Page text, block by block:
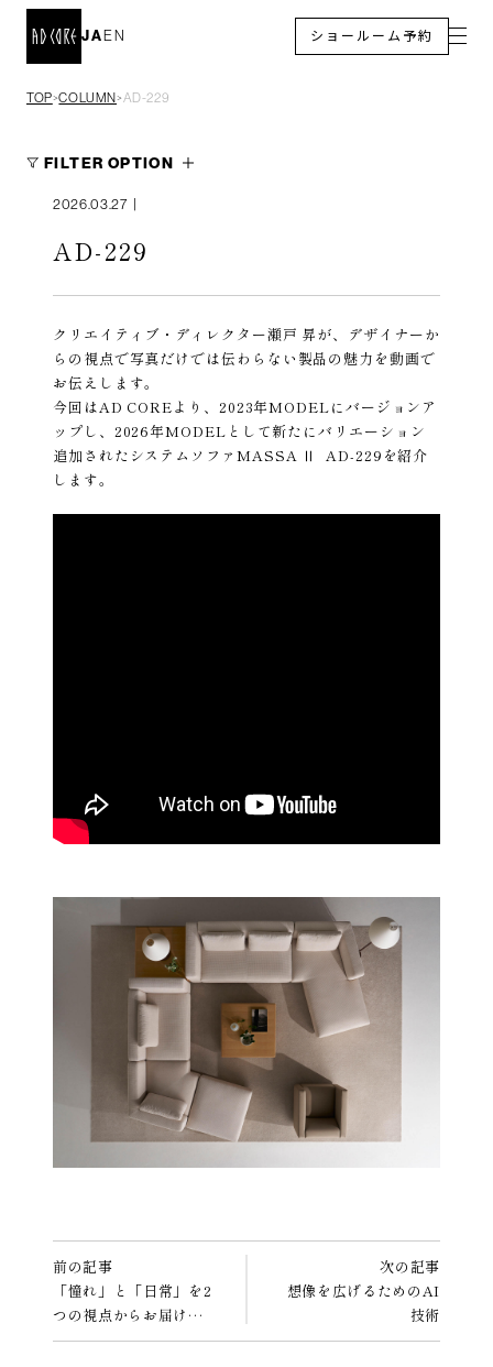
EN
JA ショールーム予約
TOP＞COLUMN＞AD-229
FILTER OPTION
2026.03.27
AD-229
クリエイティブ・ディレクター瀬戸 昇が、デザイナーか
らの視点で写真だけでは伝わらない製品の魅力を動画で
お伝えします。
今回はAD COREより、2023年MODELにバージョンア
ップし、2026年MODELとして新たにバリエーション
追加されたシステムソファMASSA Ⅱ AD-229を紹介
します。
前の記事
「憧れ」と「日常」を2
つの視点からお届け…
次の記事
想像を広げるためのAI
技術